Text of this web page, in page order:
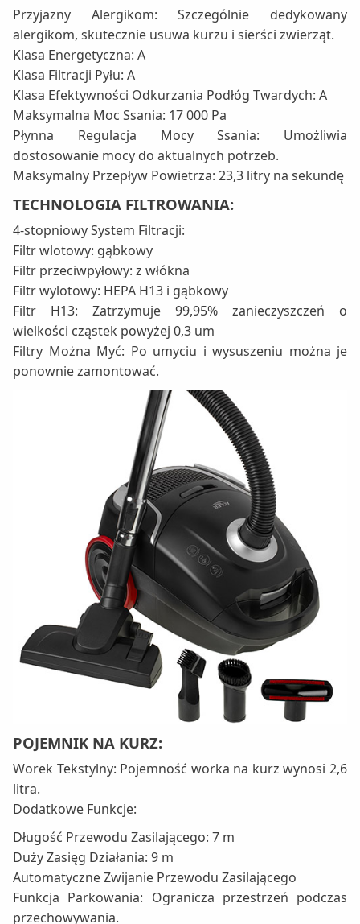
Przyjazny Alergikom: Szczególnie dedykowany
alergikom, skutecznie usuwa kurzu i sierści zwierząt.
Klasa Energetyczna: A
Klasa Filtracji Pyłu: A
Klasa Efektywności Odkurzania Podłóg Twardych: A
Maksymalna Moc Ssania: 17 000 Pa
Płynna Regulacja Mocy Ssania: Umożliwia
dostosowanie mocy do aktualnych potrzeb.
Maksymalny Przepływ Powietrza: 23,3 litry na sekundę
TECHNOLOGIA FILTROWANIA:
4-stopniowy System Filtracji:
Filtr wlotowy: gąbkowy
Filtr przeciwpyłowy: z włókna
Filtr wylotowy: HEPA H13 i gąbkowy
Filtr H13: Zatrzymuje 99,95% zanieczyszczeń o
wielkości cząstek powyżej 0,3 um
Filtry Można Myć: Po umyciu i wysuszeniu można je
ponownie zamontować.
POJEMNIK NA KURZ:
Worek Tekstylny: Pojemność worka na kurz wynosi 2,6
litra.
Dodatkowe Funkcje:
Długość Przewodu Zasilającego: 7 m
Duży Zasięg Działania: 9 m
Automatyczne Zwijanie Przewodu Zasilającego
Funkcja Parkowania: Ogranicza przestrzeń podczas
przechowywania.